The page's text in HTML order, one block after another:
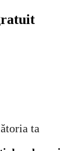
ta